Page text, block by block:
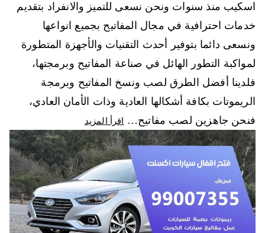
اسكيب منذ سنوات ونحن نسعى للتميز والانفراد بتقديم
خدمات احترافية في مجال المفاتيح بجميع انواعها
ونسعى دائما بتوفير أحدث التقنيات والأجهزة المتطورة
لمواكبة التطور الهائل في صناعة المفاتيح وبرمجتها،
فلدينا أفضل الطرق لصب ونسخ المفاتيح وبرمجة
الريموتات بكافة أشكالها العادية وذات الأمان العادي،
فنحن جاهزين لصب مفاتيح…
اقرأ المزيد